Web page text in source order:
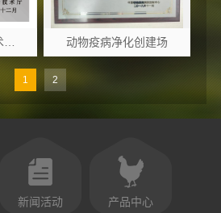
动物疫病净化创建场
1 2
新闻活动 产品中心